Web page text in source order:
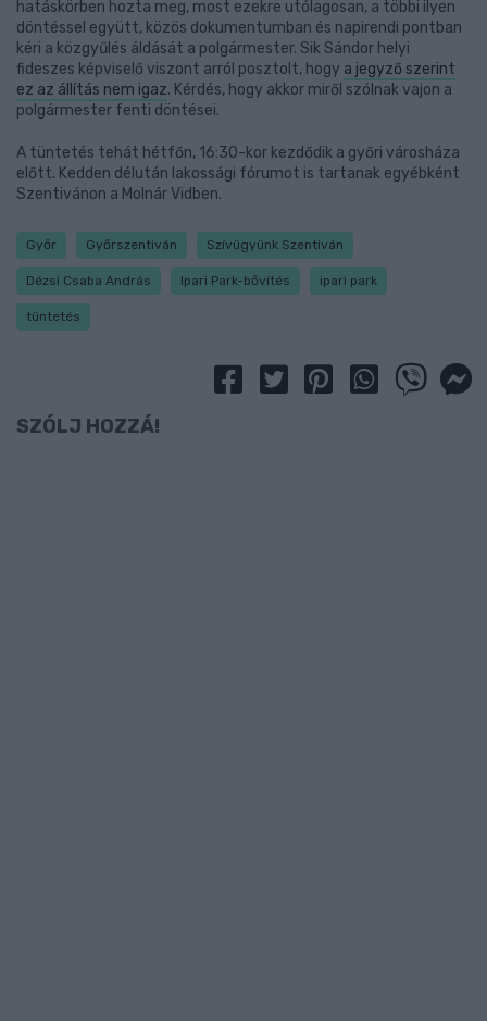
hatáskörben hozta meg, most ezekre utólagosan, a többi ilyen
döntéssel együtt, közös dokumentumban és napirendi pontban
kéri a közgyűlés áldását a polgármester. Sik Sándor helyi
fideszes képviselő viszont arról posztolt, hogy a jegyző szerint
ez az állítás nem igaz. Kérdés, hogy akkor miről szólnak vajon a
polgármester fenti döntései.
A tüntetés tehát hétfőn, 16:30-kor kezdődik a győri városháza
előtt. Kedden délután lakossági fórumot is tartanak egyébként
Szentivánon a Molnár Vidben.
Győr Győrszentiván Szívügyünk Szentiván
Dézsi Csaba András Ipari Park-bővítés ipari park
tüntetés
SZÓLJ HOZZÁ!